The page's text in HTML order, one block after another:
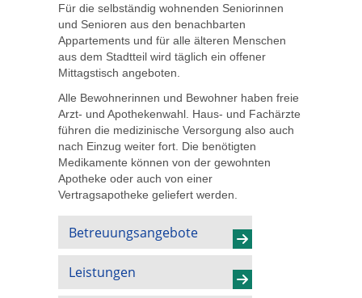
Für die selbständig wohnenden Seniorinnen
und Senioren aus den benachbarten
Appartements und für alle älteren Menschen
aus dem Stadtteil wird täglich ein offener
Mittagstisch angeboten.
Alle Bewohnerinnen und Bewohner haben freie
Arzt- und Apothekenwahl. Haus- und Fachärzte
führen die medizinische Versorgung also auch
nach Einzug weiter fort. Die benötigten
Medikamente können von der gewohnten
Apotheke oder auch von einer
Vertragsapotheke geliefert werden.
Betreuungsangebote
Leistungen